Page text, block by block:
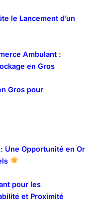
le Lancement d’un
Ambulant :
en Gros
Gros pour
Une Opportunité en Or
pour les
et Proximité